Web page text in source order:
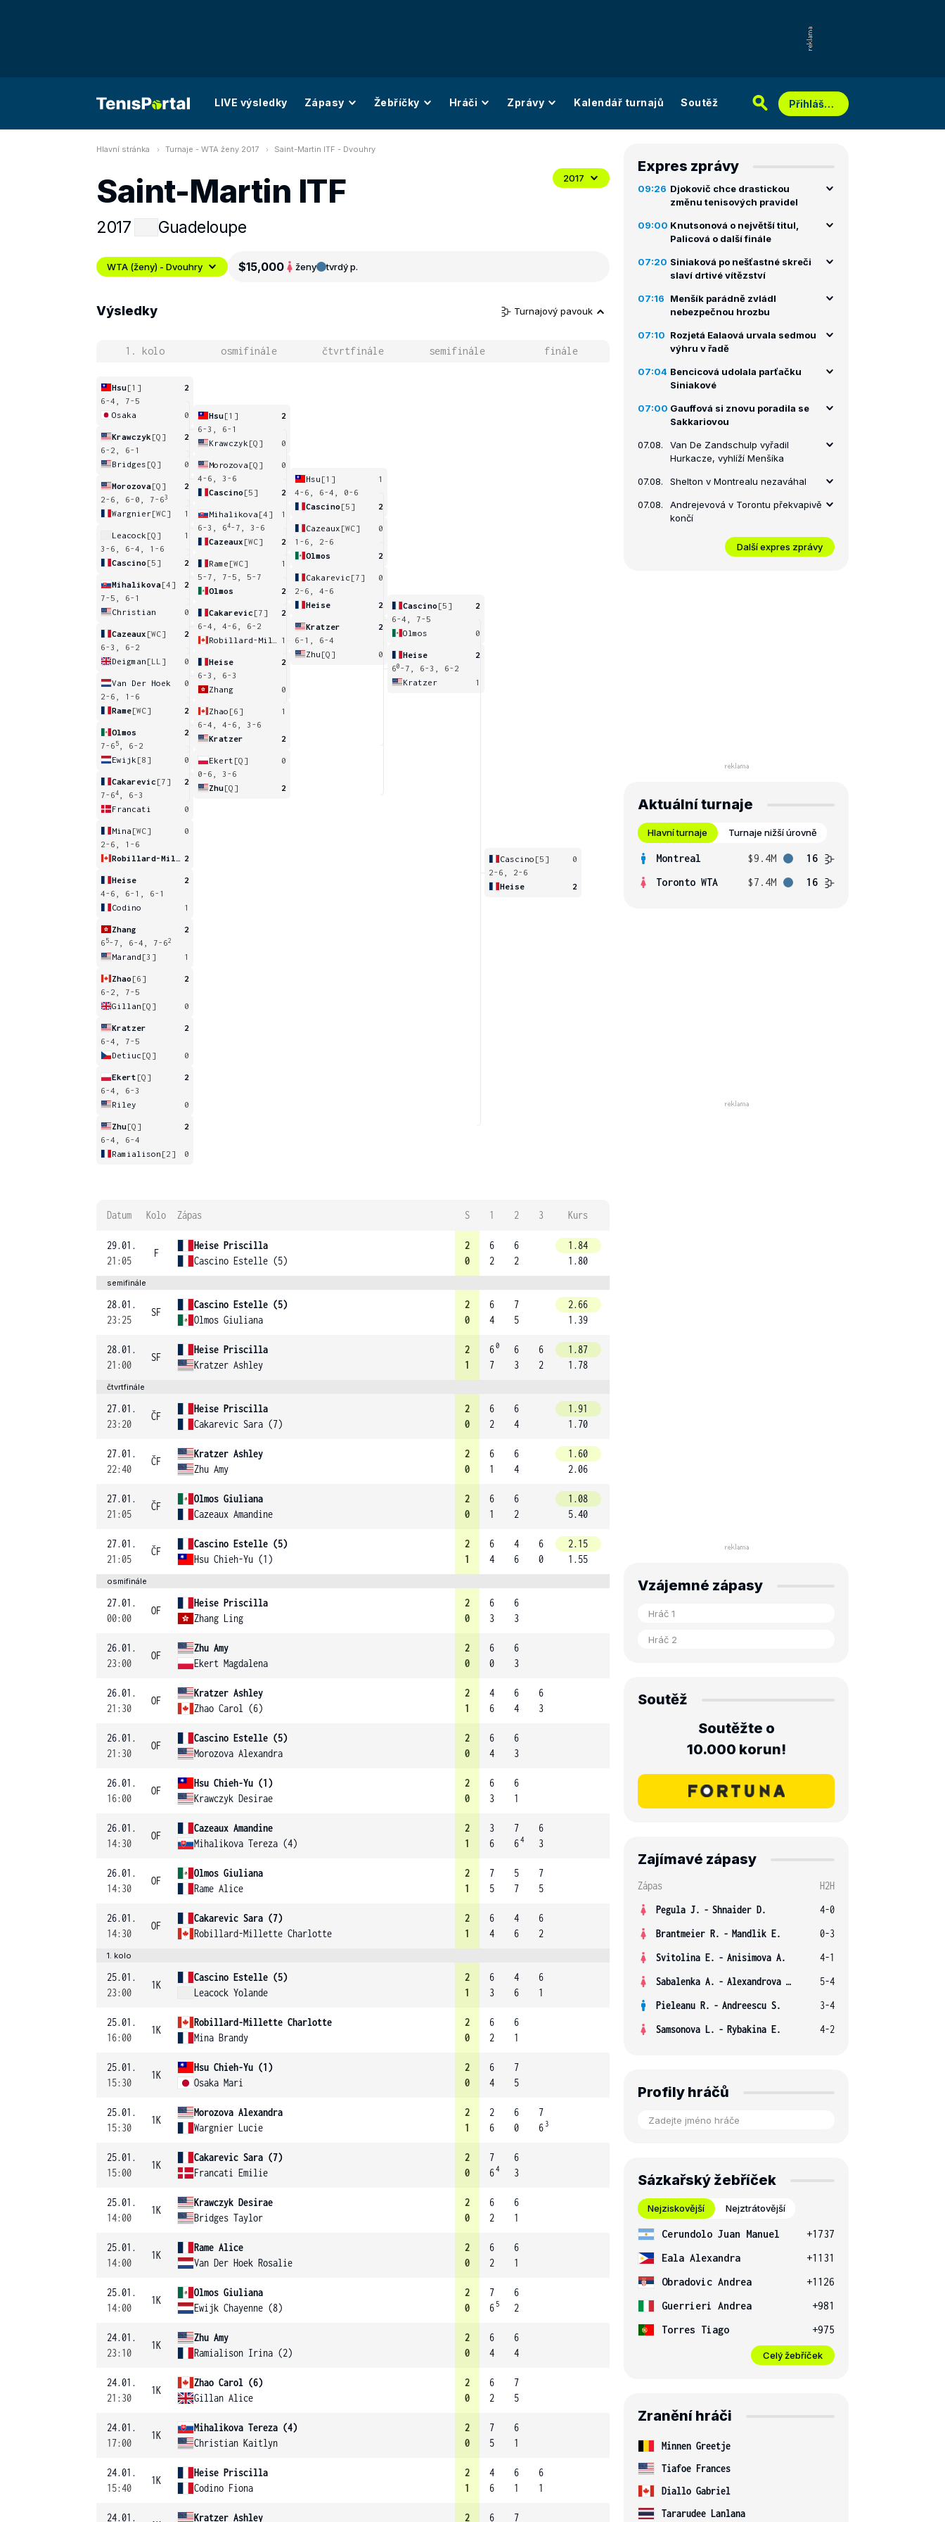
LIVE výsledky Zápasy Žebříčky Hráči Zprávy Kalendář turnajů Soutěž Přihlášení
Hlavní stránka Turnaje - WTA ženy 2017 Saint-Martin ITF - Dvouhry
Saint-Martin ITF
2017 Guadeloupe
2017
WTA (ženy) - Dvouhry $15,000 ženy tvrdý p.
Výsledky Turnajový pavouk
1. kolo osmifinále čtvrtfinále semifinále finále
Hsu[1]
2
6-4, 7-5
Osaka
0
Krawczyk [Q]
2
6-2, 6-1
Bridges [Q] 0
Morozova[Q]
2
2-6, 6-0, 7-63
Wargnier[WC] 1
Leacock [Q]
1
3-6, 6-4, 1-6
Cascino [5] 2
Mihalikova[4]
2
7-5, 6-1
Christian
0
Cazeaux [WC]
2
6-3, 6-2
Deigman [LL] 0
Van Der Hoek
0
2-6, 1-6
Rame[WC] 2
Olmos
2
7-6 5
, 6-2
Ewijk [8] 0
Cakarevic [7]
2
7-64
, 6-3
Francati
0
Mina [WC]
0
2-6, 1-6
2
Heise
2
4-6, 6-1, 6-1
Codino
1
Zhang
2
6 5-7, 6-4, 7-62
Marand [3] 1
Zhao [6]
2
6-2, 7-5
Gillan [Q] 0
Kratzer
2
6-4, 7-5
Detiuc [Q] 0
Ekert [Q]
2
6-4, 6-3
Riley
0
Zhu[Q]
2
6-4, 6-4
Ramialison [2] 0
Hsu[1]
2
6-3, 6-1
Krawczyk [Q] 0
Morozova [Q]
0
4-6, 3-6
Cascino [5] 2
Mihalikova [4]
1
6-3, 64-7, 3-6
Cazeaux [WC] 2
Rame [WC]
1
5-7, 7-5, 5-7
Olmos
2
Cakarevic [7]
2
6-4, 4-6, 6-2
1
Heise
2
6-3, 6-3
Zhang
0
Zhao [6]
1
6-4, 4-6, 3-6
Kratzer
2
Ekert [Q]
0
0-6, 3-6
Zhu[Q] 2
Hsu [1]
1
4-6, 6-4, 0-6
Cascino [5] 2
Cazeaux [WC]
0
1-6, 2-6
Olmos
2
Cakarevic [7]
0
2-6, 4-6
Heise
2
Kratzer
2
6-1, 6-4
Zhu [Q] 0
Cascino [5]
2
6-4, 7-5
Olmos
0
Heise
2
60 -7, 6-3, 6-2
Kratzer
1
Cascino [5]
0
2-6, 2-6
Heise
2
Datum Kolo Zápas S 1 2 3 Kurs
29.01.
21:05
F
Heise Priscilla
Cascino Estelle (5)
2
0
6
2
6
2
1.84
1.80
semifinále
28.01.
23:25
SF
Cascino Estelle (5)
Olmos Giuliana
2
0
6
4
7
5
2.66
1.39
28.01.
21:00
SF
Heise Priscilla
Kratzer Ashley
2
1
60
7
6
3
6
2
1.87
1.78
čtvrtfinále
27.01.
23:20
ČF
Heise Priscilla
Cakarevic Sara (7)
2
0
6
2
6
4
1.91
1.70
27.01.
22:40
ČF
Kratzer Ashley
Zhu Amy
2
0
6
1
6
4
1.60
2.06
27.01.
21:05
ČF
Olmos Giuliana
Cazeaux Amandine
2
0
6
1
6
2
1.08
5.40
27.01.
21:05
ČF
Cascino Estelle (5)
Hsu Chieh-Yu (1)
2
1
6
4
4
6
6
0
2.15
1.55
osmifinále
27.01.
00:00
OF
Heise Priscilla
Zhang Ling
2
0
6
3
6
3
26.01.
23:00
OF
Zhu Amy
Ekert Magdalena
2
0
6
0
6
3
26.01.
21:30
OF
Kratzer Ashley
Zhao Carol (6)
2
1
4
6
6
4
6
3
26.01.
21:30
OF
Cascino Estelle (5)
Morozova Alexandra
2
0
6
4
6
3
26.01.
16:00
OF
Hsu Chieh-Yu (1)
Krawczyk Desirae
2
0
6
3
6
1
26.01.
14:30
OF
Cazeaux Amandine
Mihalikova Tereza (4)
2
1
3
6
7
64
6
3
26.01.
14:30
OF
Olmos Giuliana
Rame Alice
2
1
7
5
5
7
7
5
26.01.
14:30
OF
Cakarevic Sara (7)
Robillard-Millette Charlotte
2
1
6
4
4
6
6
2
1. kolo
25.01.
23:00
1K
Cascino Estelle (5)
Leacock Yolande
2
1
6
3
4
6
6
1
25.01.
16:00
1K
Robillard-Millette Charlotte
Mina Brandy
2
0
6
2
6
1
25.01.
15:30
1K
Hsu Chieh-Yu (1)
Osaka Mari
2
0
6
4
7
5
25.01.
15:30
1K
Morozova Alexandra
Wargnier Lucie
2
1
2
6
6
0
7
6 3
25.01.
15:00
1K
Cakarevic Sara (7)
Francati Emilie
2
0
7
64
6
3
25.01.
14:00
1K
Krawczyk Desirae
Bridges Taylor
2
0
6
2
6
1
25.01.
14:00
1K
Rame Alice
Van Der Hoek Rosalie
2
0
6
2
6
1
25.01.
14:00
1K
Olmos Giuliana
Ewijk Chayenne (8)
2
0
7
6 5
6
2
24.01.
23:10
1K
Zhu Amy
Ramialison Irina (2)
2
0
6
4
6
4
24.01.
21:30
1K
Zhao Carol (6)
Gillan Alice
2
0
6
2
7
5
24.01.
17:00
1K
Mihalikova Tereza (4)
Christian Kaitlyn
2
0
7
5
6
1
24.01.
15:40
1K
Heise Priscilla
Codino Fiona
2
1
4
6
6
1
6
1
24.01. Kratzer Ashley 2 6 7
Expres zprávy
09:26 Djokovič chce drastickou
změnu tenisových pravidel
09:00 Knutsonová o největší titul,
Palicová o další finále
07:20 Siniaková po nešťastné skreči
slaví drtivé vítězství
07:16
Menšík parádně zvládl
nebezpečnou hrozbu
07:10 Rozjetá Ealaová urvala sedmou
výhru v řadě
07:04 Bencicová udolala parťačku
Siniakové
07:00 Gauffová si znovu poradila se
Sakkariovou
07.08.
Van De Zandschulp vyřadil
Hurkacze, vyhlíží Menšíka
07.08. Shelton v Montrealu nezaváhal
07.08.
Andrejevová v Torontu překvapivě
končí
Další expres zprávy
Aktuální turnaje
Hlavní turnaje Turnaje nižší úrovně
Montreal $9.4M
16
Toronto WTA
$7.4M 16
Vzájemné zápasy
Soutěž
Soutěžte o
10.000 korun!
Zajímavé zápasy
Zápas
H2H
Pegula J. - Shnaider D.
4-0
Brantmeier R. - Mandlik E.
0-3
Svitolina E. - Anisimova A.
4-1
Sabalenka A. - Alexandrova E.
5-4
Pieleanu R. - Andreescu S.
3-4
Samsonova L. - Rybakina E. 4-2
Profily hráčů
Sázkařský žebříček
Nejziskovější Nejztrátovější
Cerundolo Juan Manuel
+1737
Eala Alexandra
+1131
Obradovic Andrea
+1126
Guerrieri Andrea
+981
Torres Tiago
+975
Celý žebříček
Zranění hráči
Minnen Greetje
Tiafoe Frances
Diallo Gabriel
Tararudee Lanlana